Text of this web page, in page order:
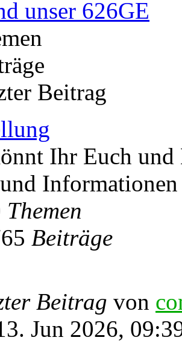
unser 626GE
Beitrag
Ihr Euch
Informationen
Themen
Beiträge
Beitrag von
Jun 2026,